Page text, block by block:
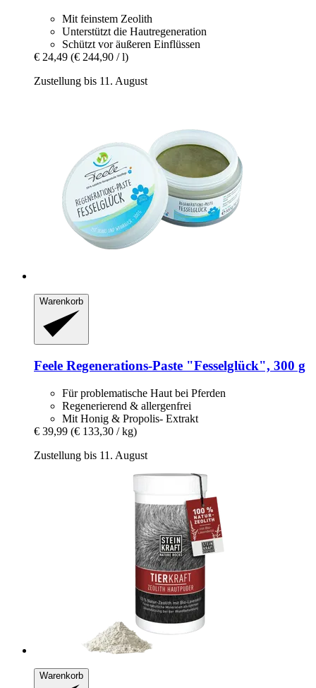
Mit feinstem Zeolith
Unterstützt die Hautregeneration
Schützt vor äußeren Einflüssen
€ 24,49 (€ 244,90 / l)
Zustellung bis 11. August
Warenkorb
Feele Regenerations-​Paste "Fesselglück", 300 g
Für problematische Haut bei Pferden
Regenerierend & allergenfrei
Mit Honig & Propolis- Extrakt
€ 39,99 (€ 133,30 / kg)
Zustellung bis 11. August
Warenkorb